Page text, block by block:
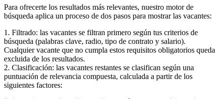
Para ofrecerte los resultados más relevantes, nuestro motor de
búsqueda aplica un proceso de dos pasos para mostrar las vacantes:
1. Filtrado: las vacantes se filtran primero según tus criterios de
búsqueda (palabras clave, radio, tipo de contrato y salario).
Cualquier vacante que no cumpla estos requisitos obligatorios queda
excluida de los resultados.
2. Clasificación: las vacantes restantes se clasifican según una
puntuación de relevancia compuesta, calculada a partir de los
siguientes factores: